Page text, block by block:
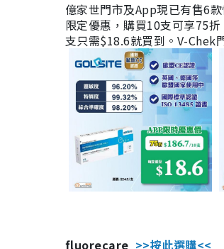
億家世門市及App現已有售6
限定優惠，購買10支可享75
支只需$18.6就買到。V-Chek
fluorecare >>按此選購<<